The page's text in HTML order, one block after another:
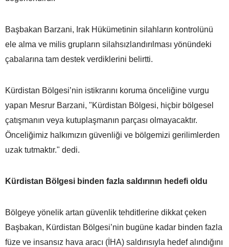
Başbakan Barzani, Irak Hükümetinin silahların kontrolünü
ele alma ve milis grupların silahsızlandırılması yönündeki
çabalarına tam destek verdiklerini belirtti.
Kürdistan Bölgesi’nin istikrarını koruma önceliğine vurgu
yapan Mesrur Barzani, "Kürdistan Bölgesi, hiçbir bölgesel
çatışmanın veya kutuplaşmanın parçası olmayacaktır.
Önceliğimiz halkımızın güvenliği ve bölgemizi gerilimlerden
uzak tutmaktır." dedi.
Kürdistan Bölgesi binden fazla saldırının hedefi oldu
Bölgeye yönelik artan güvenlik tehditlerine dikkat çeken
Başbakan, Kürdistan Bölgesi’nin bugüne kadar binden fazla
füze ve insansız hava aracı (İHA) saldırısıyla hedef alındığını